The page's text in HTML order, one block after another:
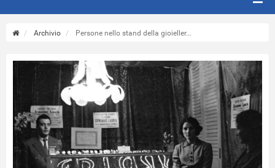
Archivio Persone nello stand della gioieller...